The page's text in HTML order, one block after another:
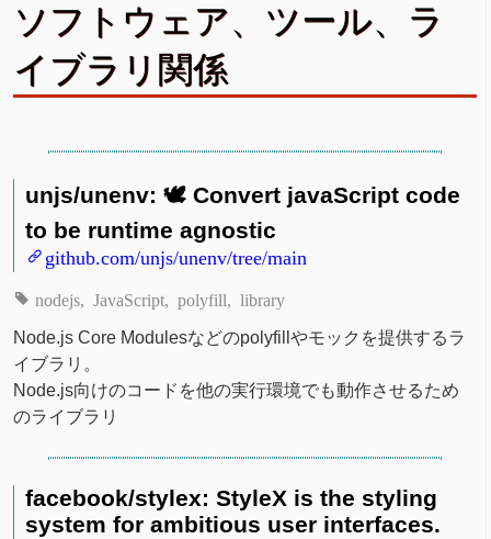
ソフトウェア、ツール、ラ
イブラリ関係
unjs/unenv: 🕊️ Convert javaScript code
to be runtime agnostic
github.com/unjs/unenv/tree/main
nodejs JavaScript polyfill library
Node.js Core Modulesなどのpolyfillやモックを提供するラ
イブラリ。
Node.js向けのコードを他の実行環境でも動作させるため
のライブラリ
facebook/stylex: StyleX is the styling
system for ambitious user interfaces.